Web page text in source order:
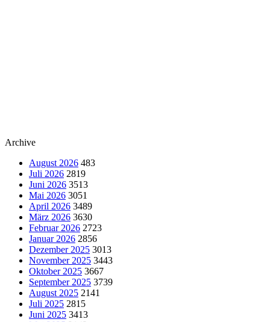
Archive
August 2026 483
Juli 2026 2819
Juni 2026 3513
Mai 2026 3051
April 2026 3489
März 2026 3630
Februar 2026 2723
Januar 2026 2856
Dezember 2025 3013
November 2025 3443
Oktober 2025 3667
September 2025 3739
August 2025 2141
Juli 2025 2815
Juni 2025 3413